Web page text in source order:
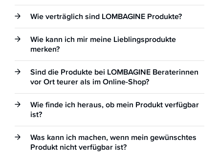
Wie verträglich sind LOMBAGINE Produkte?
Wie kann ich mir meine Lieblingsprodukte
merken?
Sind die Produkte bei LOMBAGINE Beraterinnen
vor Ort teurer als im Online-Shop?
Wie finde ich heraus, ob mein Produkt verfügbar
ist?
Was kann ich machen, wenn mein gewünschtes
Produkt nicht verfügbar ist?